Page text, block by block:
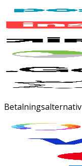
Betalningsalternativ